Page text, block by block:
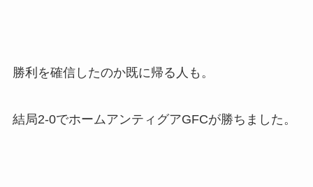
勝利を確信したのか既に帰る人も。
結局2-0でホームアンティグアGFCが勝ちました。